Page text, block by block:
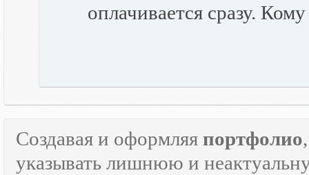
оплачивается сразу.
Создавая и оформляя портфолио
указывать лишнюю и